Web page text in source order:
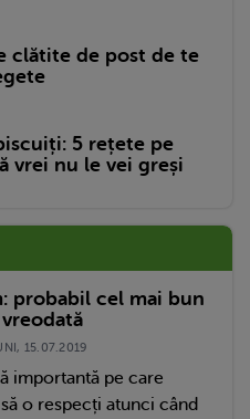
clătite de post de te
5 rețete pe
vrei nu le vei greși
probabil cel mai bun
15.07.2019
importantă pe care
o respecți atunci când